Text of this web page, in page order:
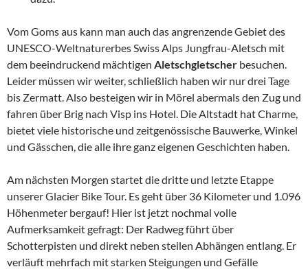
Vom Goms aus kann man auch das angrenzende Gebiet des
UNESCO-Weltnaturerbes Swiss Alps Jungfrau-Aletsch mit
dem beeindruckend mächtigen Aletschgletscher besuchen.
Leider müssen wir weiter, schließlich haben wir nur drei Tage
bis Zermatt. Also besteigen wir in Mörel abermals den Zug und
fahren über Brig nach Visp ins Hotel. Die Altstadt hat Charme,
bietet viele historische und zeitgenössische Bauwerke, Winkel
und Gässchen, die alle ihre ganz eigenen Geschichten haben.
Am nächsten Morgen startet die dritte und letzte Etappe
unserer Glacier Bike Tour. Es geht über 36 Kilometer und 1.096
Höhenmeter bergauf! Hier ist jetzt nochmal volle
Aufmerksamkeit gefragt: Der Radweg führt über
Schotterpisten und direkt neben steilen Abhängen entlang. Er
verläuft mehrfach mit starken Steigungen und Gefälle